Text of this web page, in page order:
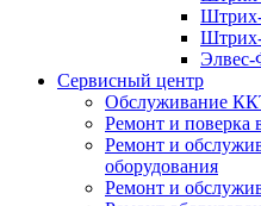
Сервисный центр
Обслуживание
Ремонт и поверка
Ремонт и
оборудования
Ремонт и